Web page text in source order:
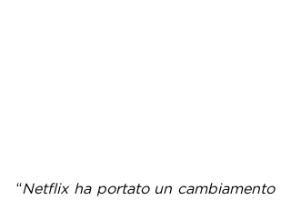
“Netflix ha portato un cambiamento